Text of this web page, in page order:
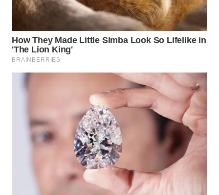
WN
TANJUNG
LESUNG
WN
WN
LABUHANBATU
TAPANULI